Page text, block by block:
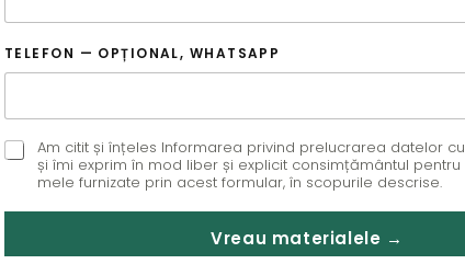
TELEFON — OPȚIONAL, WHATSAPP
I
E
Am citit și înțeles Informarea privind prelucrarea datelor
și îmi exprim în mod liber și explicit consimțământul
mele furnizate prin acest formular, în scopurile descrise.
Vreau materialele →